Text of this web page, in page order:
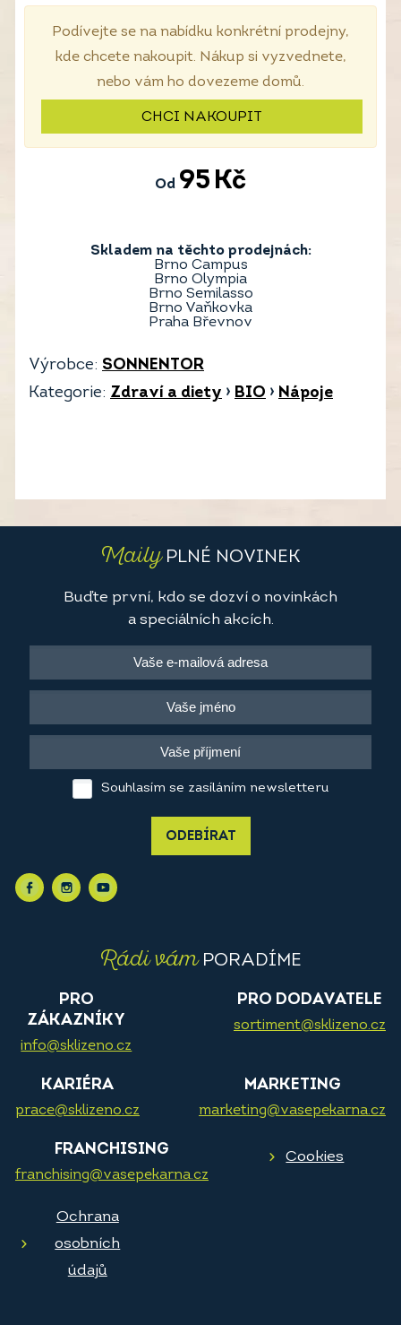
Podívejte se na nabídku konkrétní prodejny,
kde chcete nakoupit. Nákup si vyzvednete,
nebo vám ho dovezeme domů.
CHCI NAKOUPIT
Od 95 Kč
Skladem na těchto prodejnách:
Brno Campus
Brno Olympia
Brno Semilasso
Brno Vaňkovka
Praha Břevnov
Výrobce: SONNENTOR
Kategorie: Zdraví a diety › BIO › Nápoje
MailyPLNÉ NOVINEK
Buďte první, kdo se dozví o novinkách
a speciálních akcích.
Souhlasím se zasíláním newsletteru
ODEBÍRAT
Rádi vámPORADÍME
PRO
ZÁKAZNÍKY
info@sklizeno.cz
PRO DODAVATELE
sortiment@sklizeno.cz
KARIÉRA
prace@sklizeno.cz
MARKETING
marketing@vasepekarna.cz
FRANCHISING
franchising@vasepekarna.cz
Cookies
Ochrana
osobních
údajů